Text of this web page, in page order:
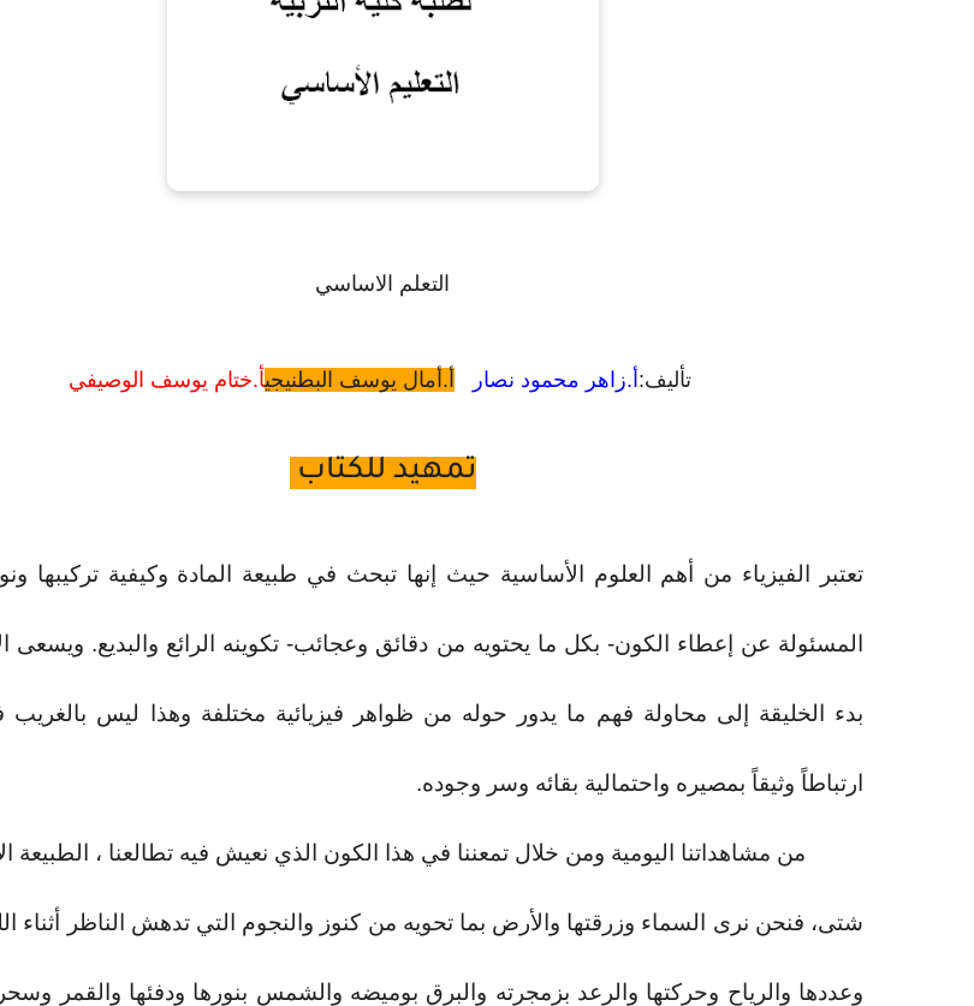
التعلم الاساسي
تأليف: أ.زاهر محمود نصار أ.أمال يوسف البطنيجيأ.ختام يوسف الوصيفي
تمهيد للكتاب
تعتبر الفيزياء من أهم العلوم الأساسية حيث إنها تبحث في طبيعة المادة وكيفية تركيبها
المسئولة عن إعطاء الكون- بكل ما يحتويه من دقائق وعجائب- تكوينه الرائع والبديع. ويسعى
بدء الخليقة إلى محاولة فهم ما يدور حوله من ظواهر فيزيائية مختلفة وهذا ليس بالغريب
ارتباطاً وثيقاً بمصيره واحتمالية بقائه وسر وجوده.
من مشاهداتنا اليومية ومن خلال تمعننا في هذا الكون الذي نعيش فيه تطالعنا ، الطبيعة
شتى، فنحن نرى السماء وزرقتها والأرض بما تحويه من كنوز والنجوم التي تدهش الناظر أثناء
وعددها والرياح وحركتها والرعد بزمجرته والبرق بوميضه والشمس بنورها ودفئها والقمر